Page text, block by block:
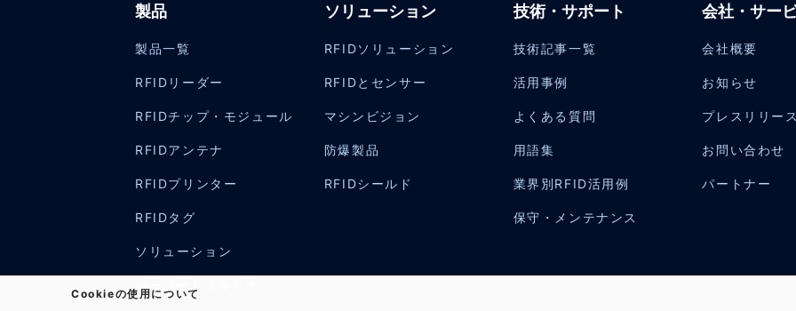
製品
製品一覧
RFIDリーダー
RFIDチップ・モジュール
RFIDアンテナ
RFIDプリンター
RFIDタグ
ソリューション
ソリューション
RFIDソリューション
RFIDとセンサー
マシンビジョン
防爆製品
RFIDシールド
技術・サポート
技術記事一覧
活用事例
よくある質問
用語集
業界別RFID活用例
保守・メンテナンス
会社・サー
会社概要
お知らせ
プレスリリース
お問い合わせ
パートナー
Cookieの使用について